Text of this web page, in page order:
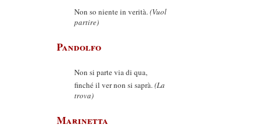
Non so niente in verità.(Vuol
partire)
Pandolfo
Non si parte via di qua,
finché il ver non si saprà.(La
trova)
Marinetta